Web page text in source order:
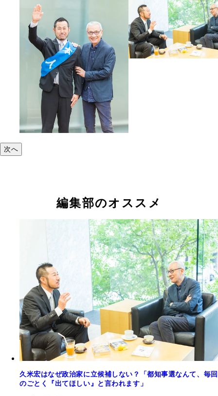
次へ
編集部のオススメ
久米宏はなぜ政治家に立候補しない？「都知事選なんて、毎回
のごとく『出てほしい』と言われます」